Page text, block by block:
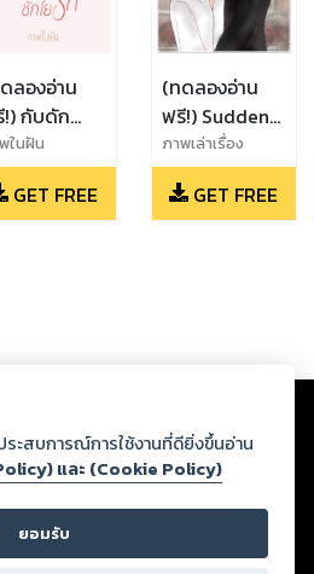
ลองอ่าน
กับดัก
ยรัก
ในฝัน
GET FREE
(ทดลองอ่าน
ฟรี!) Sudden
Love เสิร์ฟรัก
มัดใจคุณแฟน
กะทันหัน
ภาพเล่าเรื่อง
GET FREE
นเว็บไซต์และปรากฏว่าละเมิดสิทธิใน
อขัดต่อกฎหมายและศีลธรรม ดังนั้น ผู้อ่าน
ลั่นกรองด้วยตนเอง และหากท่านพบว่าส่วน
ม กรุณาแจ้งมายังบริษัท เพื่อทีมงานจะได้
ล็อกขอสงวนลิขสิทธิ์ตามพระราชบัญญัติ
ระสบการณ์การใช้งานที่ดียิ่งขึ้นอ่าน
และ (Cookie Policy)
ยอมรับ